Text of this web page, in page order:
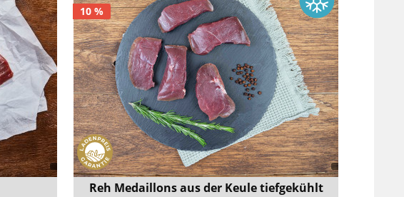
10 %
Reh Medaillons aus der Keule tiefgekühlt